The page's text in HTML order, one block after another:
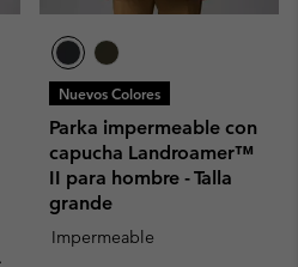
Nuevos Colores
Parka impermeable con
capucha Landroamer™
II para hombre - Talla
grande
Impermeable